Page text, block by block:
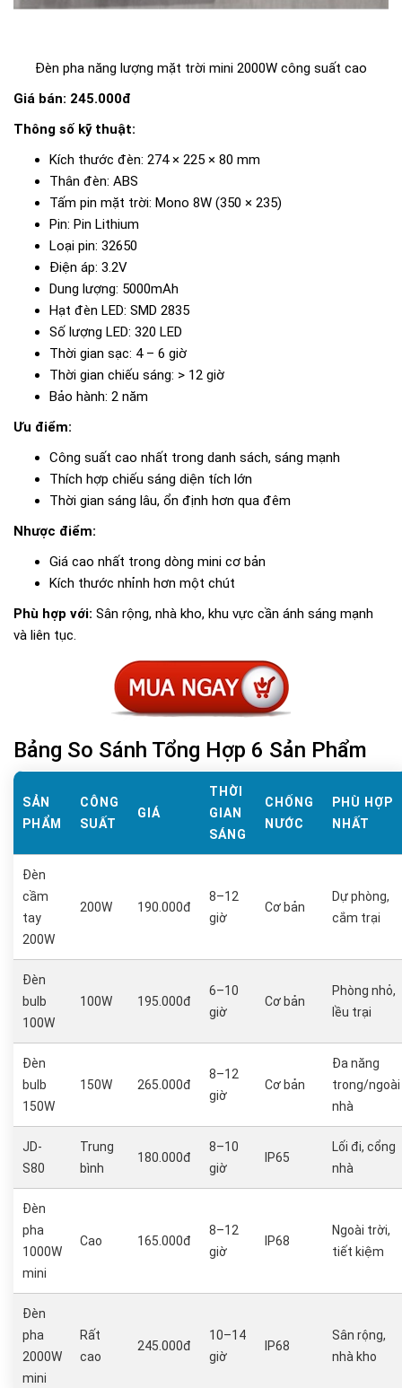
Đèn pha năng lượng mặt trời mini 2000W công suất cao
Giá bán: 245.000đ
Thông số kỹ thuật:
Kích thước đèn: 274 × 225 × 80 mm
Thân đèn: ABS
Tấm pin mặt trời: Mono 8W (350 × 235)
Pin: Pin Lithium
Loại pin: 32650
Điện áp: 3.2V
Dung lượng: 5000mAh
Hạt đèn LED: SMD 2835
Số lượng LED: 320 LED
Thời gian sạc: 4 – 6 giờ
Thời gian chiếu sáng: > 12 giờ
Bảo hành: 2 năm
Ưu điểm:
Công suất cao nhất trong danh sách, sáng mạnh
Thích hợp chiếu sáng diện tích lớn
Thời gian sáng lâu, ổn định hơn qua đêm
Nhược điểm:
Giá cao nhất trong dòng mini cơ bản
Kích thước nhỉnh hơn một chút
Phù hợp với: Sân rộng, nhà kho, khu vực cần ánh sáng mạnh
và liên tục.
Bảng So Sánh Tổng Hợp 6 Sản Phẩm
SẢN
PHẨM
CÔNG
SUẤT
GIÁ
THỜI
GIAN
SÁNG
CHỐNG
NƯỚC
PHÙ HỢP
NHẤT
Đèn
cầm
tay
200W
200W 190.000đ
8–12
giờ
Cơ bản
Dự phòng,
cắm trại
Đèn
bulb
100W
100W 195.000đ
6–10
giờ
Cơ bản
Phòng nhỏ,
lều trại
Đèn
bulb
150W
150W 265.000đ
8–12
giờ
Cơ bản
Đa năng
trong/ngoài
nhà
JD-
S80
Trung
bình
180.000đ
8–10
giờ
IP65
Lối đi, cổng
nhà
Đèn
pha
1000W
mini
Cao 165.000đ
8–12
giờ
IP68
Ngoài trời,
tiết kiệm
Đèn
pha
2000W
mini
Rất
cao
245.000đ
10–14
giờ
IP68
Sân rộng,
nhà kho